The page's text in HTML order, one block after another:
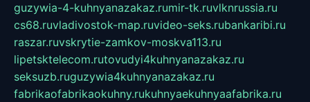
guzywia-4-kuhnyanazakaz.rumir-tk.ruvlknrussia.ru
cs68.ruvladivostok-map.ruvideo-seks.rubankaribi.ru
raszar.ruvskrytie-zamkov-moskva113.ru
lipetsktelecom.rutovudyi4kuhnyanazakaz.ru
seksuzb.ruguzywia4kuhnyanazakaz.ru
fabrikaofabrikaokuhny.rukuhnyaekuhnyaafabrika.ru